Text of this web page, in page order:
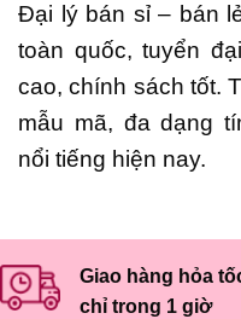
Đại lý bán sỉ – bán
toàn quốc, tuyển
cao, chính sách tốt.
mẫu mã, đa dạng
nổi tiếng hiện nay.
Giao hàng hỏa
chỉ trong 1 giờ